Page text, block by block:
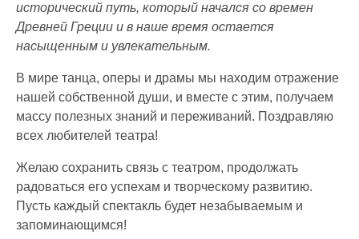
исторический путь, который начался со времен
Древней Греции и в наше время остается
насыщенным и увлекательным.
В мире танца, оперы и драмы мы находим отражение
нашей собственной души, и вместе с этим, получаем
массу полезных знаний и переживаний. Поздравляю
всех любителей театра!
Желаю сохранить связь с театром, продолжать
радоваться его успехам и творческому развитию.
Пусть каждый спектакль будет незабываемым и
запоминающимся!